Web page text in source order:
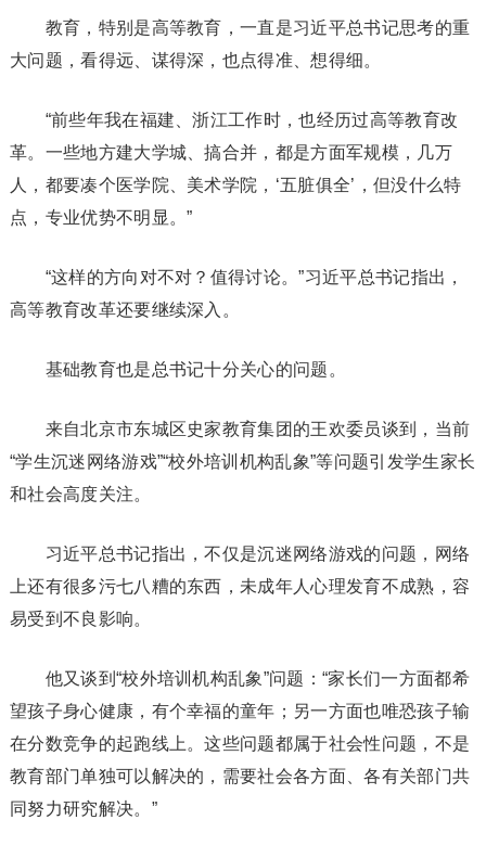
教育，特别是高等教育，一直是习近平总书记思考的重
大问题，看得远、谋得深，也点得准、想得细。
“前些年我在福建、浙江工作时，也经历过高等教育改
革。一些地方建大学城、搞合并，都是方面军规模，几万
人，都要凑个医学院、美术学院，‘五脏俱全’，但没什么特
点，专业优势不明显。”
“这样的方向对不对？值得讨论。”习近平总书记指出，
高等教育改革还要继续深入。
基础教育也是总书记十分关心的问题。
来自北京市东城区史家教育集团的王欢委员谈到，当前
“学生沉迷网络游戏”“校外培训机构乱象”等问题引发学生家长
和社会高度关注。
习近平总书记指出，不仅是沉迷网络游戏的问题，网络
上还有很多污七八糟的东西，未成年人心理发育不成熟，容
易受到不良影响。
他又谈到“校外培训机构乱象”问题：“家长们一方面都希
望孩子身心健康，有个幸福的童年；另一方面也唯恐孩子输
在分数竞争的起跑线上。这些问题都属于社会性问题，不是
教育部门单独可以解决的，需要社会各方面、各有关部门共
同努力研究解决。”